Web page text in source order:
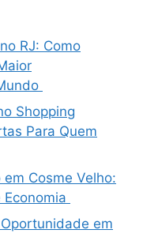
RJ: Como
Shopping
Para Quem
Cosme Velho:
em